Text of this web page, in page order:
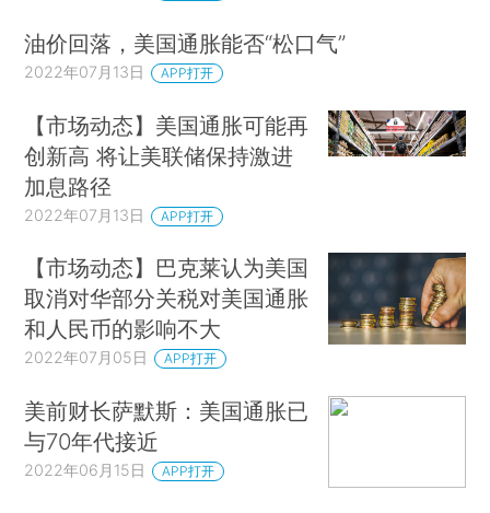
油价回落，美国通胀能否“松口气”
2022年07月13日 APP打开
【市场动态】美国通胀可能再
创新高 将让美联储保持激进
加息路径
2022年07月13日 APP打开
【市场动态】巴克莱认为美国
取消对华部分关税对美国通胀
和人民币的影响不大
2022年07月05日 APP打开
美前财长萨默斯：美国通胀已
与70年代接近
2022年06月15日 APP打开